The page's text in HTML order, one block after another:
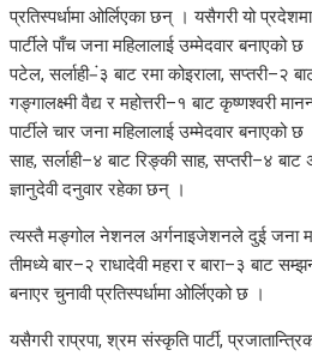
प्रतिस्पर्धामा ओर्लिएका छन् । यसैगरी यो
पार्टीले पाँच जना महिलालाई उम्मेदवार बनाएको
पटेल, सर्लाही–ं३ बाट रमा कोइराला, सप्तरी–२
गङ्गालक्ष्मी वैद्य र महोत्तरी–१ बाट कृष्णश्वरी
पार्टीले चार जना महिलालाई उम्मेदवार बनाएको
साह, सर्लाही–४ बाट रिङ्की साह, सप्तरी–४ बाट
ज्ञानुदेवी दनुवार रहेका छन् ।
त्यस्तै मङ्गोल नेशनल अर्गनाइजेशनले दुई जना
तीमध्ये बार–२ राधादेवी महरा र बारा–३ बाट
बनाएर चुनावी प्रतिस्पर्धामा ओर्लिएको छ ।
यसैगरी राप्रपा, श्रम संस्कृति पार्टी,